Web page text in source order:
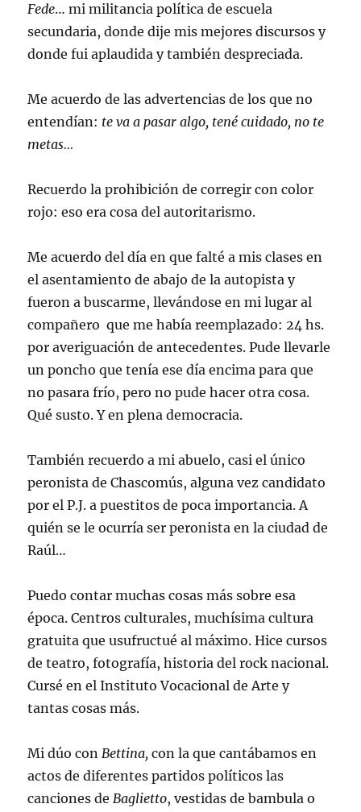
Fede… mi militancia política de escuela
secundaria, donde dije mis mejores discursos y
donde fui aplaudida y también despreciada.
Me acuerdo de las advertencias de los que no
entendían: te va a pasar algo, tené cuidado, no te
metas…
Recuerdo la prohibición de corregir con color
rojo: eso era cosa del autoritarismo.
Me acuerdo del día en que falté a mis clases en
el asentamiento de abajo de la autopista y
fueron a buscarme, llevándose en mi lugar al
compañero que me había reemplazado: 24 hs.
por averiguación de antecedentes. Pude llevarle
un poncho que tenía ese día encima para que
no pasara frío, pero no pude hacer otra cosa.
Qué susto. Y en plena democracia.
También recuerdo a mi abuelo, casi el único
peronista de Chascomús, alguna vez candidato
por el P.J. a puestitos de poca importancia. A
quién se le ocurría ser peronista en la ciudad de
Raúl…
Puedo contar muchas cosas más sobre esa
época. Centros culturales, muchísima cultura
gratuita que usufructué al máximo. Hice cursos
de teatro, fotografía, historia del rock nacional.
Cursé en el Instituto Vocacional de Arte y
tantas cosas más.
Mi dúo conBettina, con la que cantábamos en
actos de diferentes partidos políticos las
canciones deBaglietto, vestidas de bambula o